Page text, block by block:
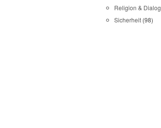
Religion & Dialog
Sicherheit (98)